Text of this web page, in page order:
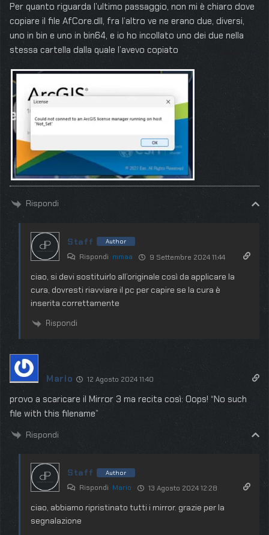
Per quanto riguarda l’ultimo passaggio, non mi è chiaro dove
copiare il file AfCore.dll, fra l’altro ve ne erano due, diversi,
uno in bin e uno in bin64, e io ho incollato uno dei due nella
stessa cartella dalla quale l’avevo copiato
Rispondi
Staff Author
Rispondi mmaa 9 Settembre 2024 11:44
ciao, si devi sostituirlo all’originale così da applicare la
cura, dovresti riavviare il pc per capire se la cura è
inserita correttamente
Rispondi
Mario 12 Agosto 2024 11:40
provo a scaricare il Mirror 3 ma recita così: Oops! “No such
file with this filename”
Rispondi
Staff Author
Rispondi Mario 13 Agosto 2024 12:28
ciao, abbiamo ripristinato tutti i mirror. grazie per la
segnalazione